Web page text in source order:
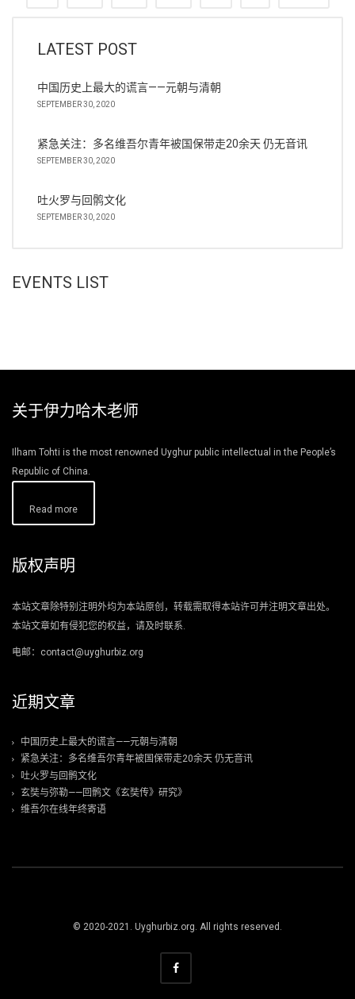
LATEST POST
中国历史上最大的谎言——元朝与清朝
SEPTEMBER 30, 2020
紧急关注：多名维吾尔青年被国保带走20余天 仍无音讯
SEPTEMBER 30, 2020
吐火罗与回鹘文化
SEPTEMBER 30, 2020
EVENTS LIST
关于伊力哈木老师
Ilham Tohti is the most renowned Uyghur public intellectual in the People’s
Republic of China.
Read more
版权声明
本站文章除特别注明外均为本站原创，转载需取得本站许可并注明文章出处。
本站文章如有侵犯您的权益，请及时联系.
电邮：contact@uyghurbiz.org
近期文章
中国历史上最大的谎言——元朝与清朝
紧急关注：多名维吾尔青年被国保带走20余天 仍无音讯
吐火罗与回鹘文化
玄奘与弥勒——回鹘文《玄奘传》研究》
维吾尔在线年终寄语
© 2020-2021. Uyghurbiz.org. All rights reserved.